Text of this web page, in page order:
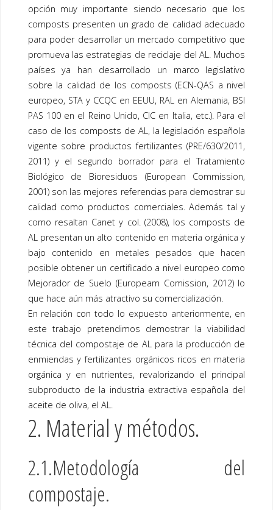
opción muy importante siendo necesario que los
composts presenten un grado de calidad adecuado
para poder desarrollar un mercado competitivo que
promueva las estrategias de reciclaje del AL. Muchos
países ya han desarrollado un marco legislativo
sobre la calidad de los composts(ECN-QAS a nivel
europeo, STA y CCQC en EEUU, RAL en Alemania, BSI
PAS 100 en el Reino Unido, CIC en Italia, etc.). Para el
caso de los composts de AL, la legislación española
vigente sobre productos fertilizantes (PRE/630/2011,
2011) y el segundo borrador para el Tratamiento
Biológico de Bioresiduos (European Commission,
2001) son las mejores referencias para demostrar su
calidad como productos comerciales. Además tal y
como resaltan Canet y col. (2008), los composts de
AL presentan un alto contenido en materia orgánica y
bajo contenido en metales pesados que hacen
posible obtener un certificado a nivel europeo como
Mejorador de Suelo (Europeam Comission, 2012) lo
que hace aún más atractivo su comercialización.
En relación con todo lo expuesto anteriormente, en
este trabajo pretendimos demostrar la viabilidad
técnica del compostaje de AL para la producción de
enmiendas y fertilizantes orgánicos ricos en materia
orgánica y en nutrientes, revalorizando el principal
subproducto de la industria extractiva española del
aceite de oliva, el AL.
2. Material y métodos.
2.1.Metodología del
compostaje.